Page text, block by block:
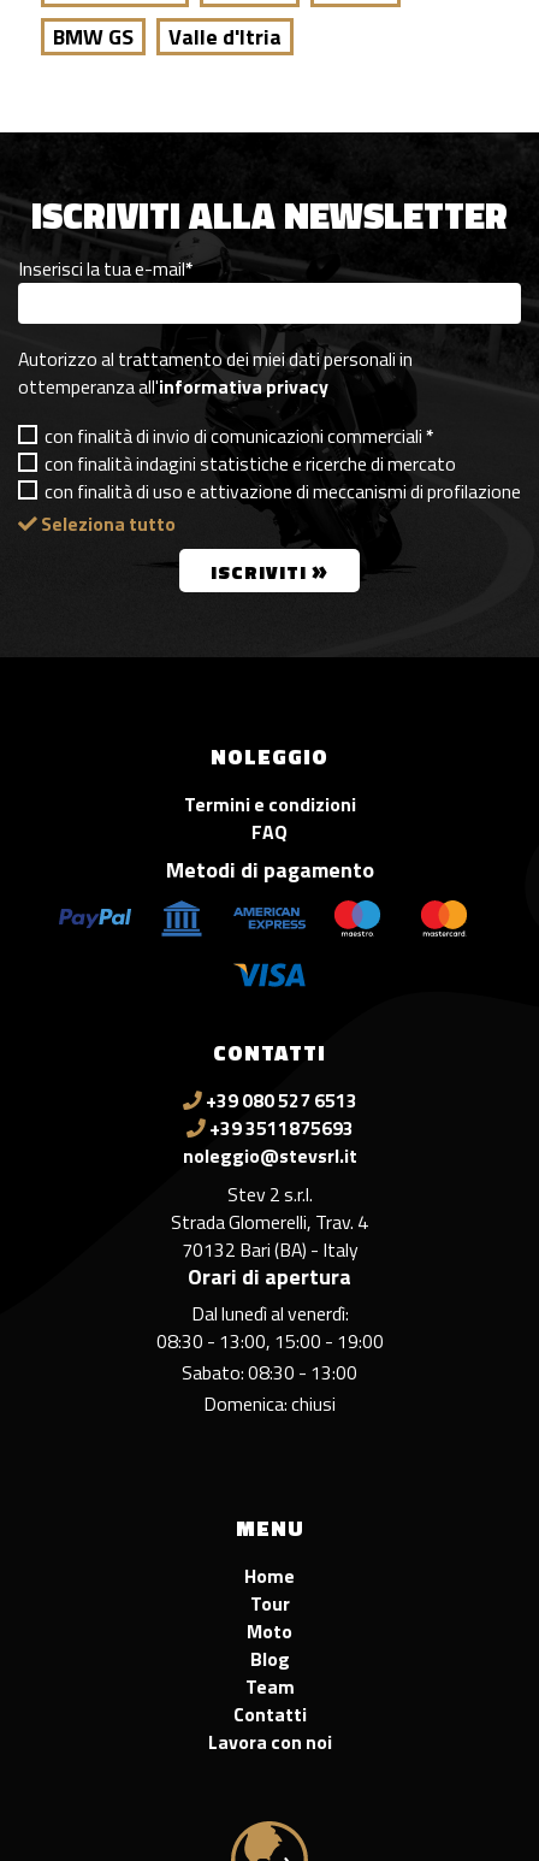
BMW GS
Valle d'Itria
ISCRIVITI ALLA NEWSLETTER
Inserisci la tua e-mail*
Autorizzo al trattamento dei miei dati personali in
ottemperanza all'informativa privacy
con finalità di invio di comunicazioni commerciali*
con finalità indagini statistiche e ricerche di mercato
con finalità di uso e attivazione di meccanismi di profilazione
Seleziona tutto
ISCRIVITI »
CONTATTI
+39 080 527 6513
+39 3511875693
noleggio@stevsrl.it
Stev 2 s.r.l.
Strada Glomerelli, Trav. 4
70132 Bari (BA) - Italy
Orari di apertura
Dal lunedì al venerdì:
08:30 - 13:00, 15:00 - 19:00
Sabato: 08:30 - 13:00
Domenica: chiusi
NOLEGGIO
Termini e condizioni
FAQ
Metodi di pagamento
MENU
Home
Tour
Moto
Blog
Team
Contatti
Lavora con noi